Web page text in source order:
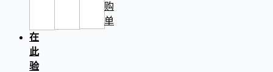
购
单
在
此
验